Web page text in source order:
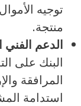
توجيه
منتجة.
الدعم الفني
البنك على
المرافقة
استدامة